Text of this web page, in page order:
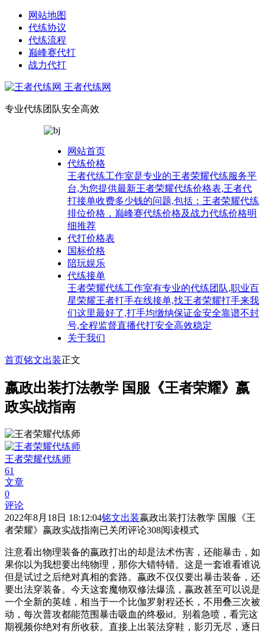
网站地图
代练协议
代练流程
巅峰赛代打
战力代打
王者代练网
专业代练团队安全高效
网站首页
代练价格
王者代练工作室是专业的王者荣耀代练服务平
台,为您提供最新王者荣耀代练价格表,王者代
打接单收费多少钱的问题,包括：王者荣耀代练
排位价格，巅峰赛代练价格及战力代练价格明
细推荐
代打价格表
国标价格
陪玩娱乐
代练接单
王者荣耀代练工作室有专业的代练团队,职业百
星荣耀王者打手在线接单,找王者荣耀打手来我
们这里最好了,打手均缴纳保证金安全靠谱不封
号,全程监督直播代打安全高效稳定
关于我们
首页铭文出装正文
嬴政出装打法教学 国服《王者荣耀》嬴
政实战指南
王者荣耀代练师
61
文章
0
评论
2022年8月18日 18:12:04铭文出装嬴政出装打法教学 国服《王
者荣耀》嬴政实战指南已关闭评论308阅读模式
注意看出物理装备的嬴政打出的却是法术伤害，还能暴击，如
果你以为我想要出纯物理，那你大错特错。这是一套谁看谁说
但是试过之后绝对真相的套路。嬴政不仅仅要出暴击装备，还
要出法穿装备。今天这套魔物双修法爆流，嬴政甚至可以说是
一个全新的英雄，相当于一个比伽罗射程还长，不用叠三次被
动，每次普攻都能范围暴击吸血的终极id。别着急喷，看完这
期视频你绝对有所收获。直接上出装法穿鞋，影刃无尽，逐日